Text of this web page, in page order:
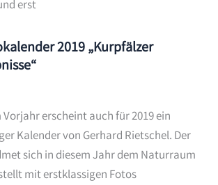
erst
2019 „Kurpfälzer
Vorjahr erscheint auch für 2019 ein
Kalender von Gerhard Rietschel. Der
sich in diesem Jahr dem Naturraum
mit erstklassigen Fotos